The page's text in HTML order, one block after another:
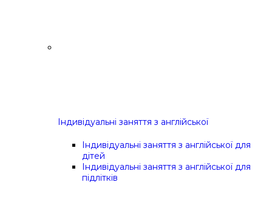
Індивідуальні заняття з англійської
Індивідуальні заняття з англійської для
дітей
Індивідуальні заняття з англійської для
підлітків